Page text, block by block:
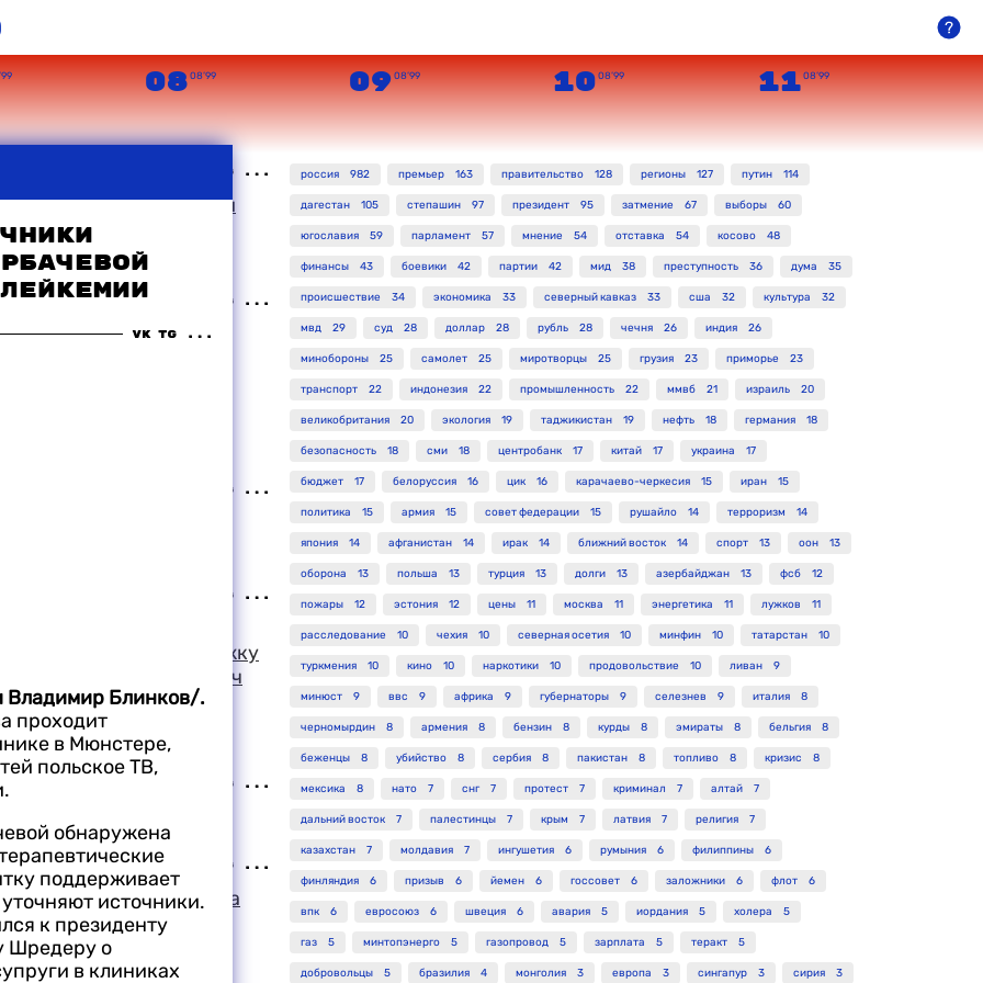
08 08’99 09 08’99 10 08’99 11 08’99
боевиками
что "всех русских в
намерены
в Дагестане
затмением по
и народа России
огромную поддержку
Слободан Милошевич
Рыжковым
о расследовании дела
в пособничестве
россия 982 премьер 163 правительство 128 регионы 127 путин 114
дагестан 105 степашин 97 президент 95 затмение 67 выборы 60
югославия 59 парламент 57 мнение 54 отставка 54 косово 48
финансы 43 боевики 42 партии 42 мид 38 преступность 36 дума 35
происшествие 34 экономика 33 северный кавказ 33 сша 32 культура 32
мвд 29 суд 28 доллар 28 рубль 28 чечня 26 индия 26
минобороны 25 самолет 25 миротворцы 25 грузия 23 приморье 23
транспорт 22 индонезия 22 промышленность 22 ммвб 21 израиль 20
великобритания 20 экология 19 таджикистан 19 нефть 18 германия 18
безопасность 18 сми 18 центробанк 17 китай 17 украина 17
бюджет 17 белоруссия 16 цик 16 карачаево-черкесия 15 иран 15
политика 15 армия 15 совет федерации 15 рушайло 14 терроризм 14
япония 14 афганистан 14 ирак 14 ближний восток 14 спорт 13 оон 13
оборона 13 польша 13 турция 13 долги 13 азербайджан 13 фсб 12
пожары 12 эстония 12 цены 11 москва 11 энергетика 11 лужков 11
расследование 10 чехия 10 северная осетия 10 минфин 10 татарстан 10
туркмения 10 кино 10 наркотики 10 продовольствие 10 ливан 9
минюст 9 ввс 9 африка 9 губернаторы 9 селезнев 9 италия 8
черномырдин 8 армения 8 бензин 8 курды 8 эмираты 8 бельгия 8
беженцы 8 убийство 8 сербия 8 пакистан 8 топливо 8 кризис 8
мексика 8 нато 7 снг 7 протест 7 криминал 7 алтай 7
дальний восток 7 палестинцы 7 крым 7 латвия 7 религия 7
казахстан 7 молдавия 7 ингушетия 6 румыния 6 филиппины 6
финляндия 6 призыв 6 йемен 6 госсовет 6 заложники 6 флот 6
впк 6 евросоюз 6 швеция 6 авария 5 иордания 5 холера 5
газ 5 минтопэнерго 5 газопровод 5 зарплата 5 теракт 5
добровольцы 5 бразилия 4 монголия 3 европа 3 сингапур 3 сирия 3
Владимир Блинков/.
проходит
в Мюнстере,
польское ТВ,
обнаружена
поддерживает
источники.
к президенту
Шредеру о
в клиниках